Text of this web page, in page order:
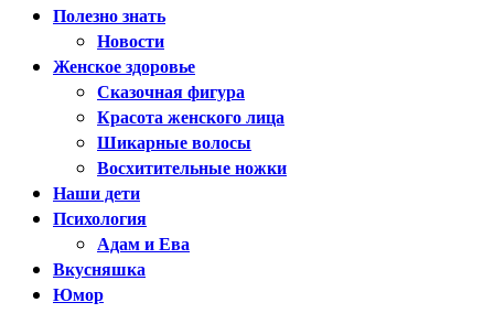
Полезно знать
Новости
Женское здоровье
Сказочная фигура
Красота женского лица
Шикарные волосы
Восхитительные ножки
Наши дети
Психология
Адам и Ева
Вкусняшка
Юмор